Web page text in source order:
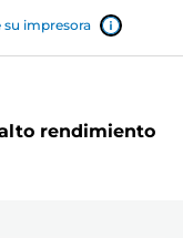
impresora
rendimiento